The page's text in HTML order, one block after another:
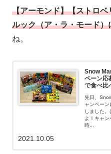
【アーモンド】【ストロ
ルック（ア・ラ・モード
ね。
Snow
ペーン応
で食べ比
先日、
ャンペー
しました
よ！キャ
時...
2021.10.05